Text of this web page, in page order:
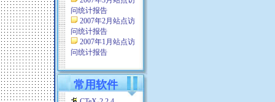
问统计报告
2007年2月站点访
问统计报告
2007年1月站点访
问统计报告
常用软件